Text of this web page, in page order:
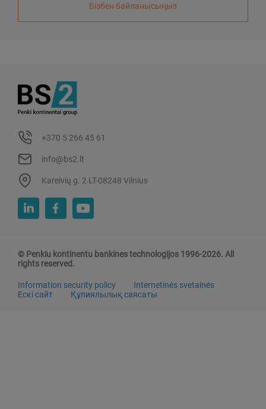
Бізбен байланысыңыз
+370 5 266 45 61
info@bs2.lt
Kareivių g. 2 LT-08248 Vilnius
© Penkiu kontinentu bankines technologijos 1996-2026. All
rights reserved.
Information security policy
Internetinės svetainės
Ескі сайт
Құпиялылық саясаты